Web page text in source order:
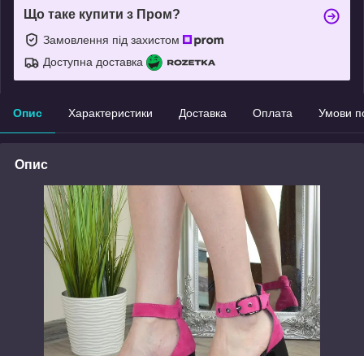
Що таке купити з Пром?
Замовлення під захистом
Доступна доставка
Опис Характеристики Доставка Оплата Умови
Опис